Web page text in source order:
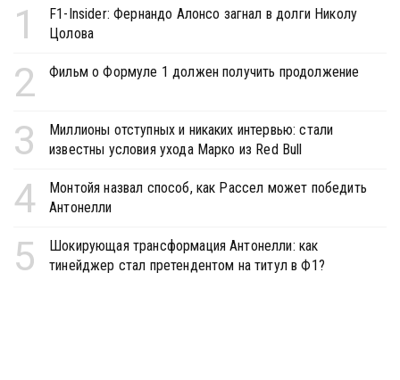
1
F1-Insider: Фернандо Алонсо загнал в долги Николу
Цолова
2 Фильм о Формуле 1 должен получить продолжение
3
Миллионы отступных и никаких интервью: стали
известны условия ухода Марко из Red Bull
4
Монтойя назвал способ, как Рассел может победить
Антонелли
5
Шокирующая трансформация Антонелли: как
тинейджер стал претендентом на титул в Ф1?